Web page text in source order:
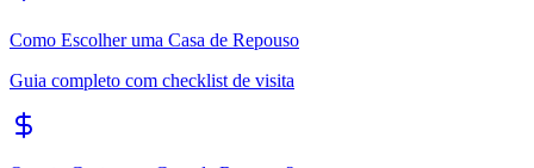
Como Escolher uma Casa de Repouso
Guia completo com checklist de visita